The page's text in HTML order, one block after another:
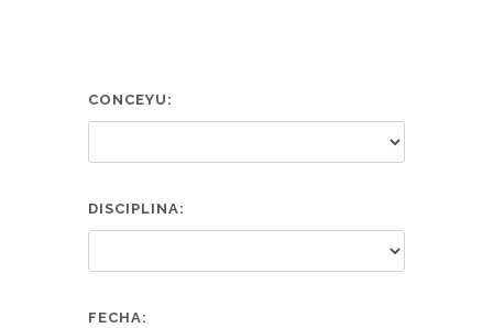
CONCEYU:
DISCIPLINA:
FECHA: